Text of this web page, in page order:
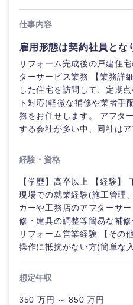
仕事内容
雇用形態は契約社員とな
リフォーム完成後の戸建住
ターサービス業務 【業務詳
した住宅を訪問して、定期
ト対応(軽微な補修や業者手
務をお任せします。 アフタ
する会社が多い中、同社はア
経験・資格
【学歴】高卒以上 【経験】
現場での就業経験(施工管理
カーや工務店のアフターサ
修・建具の調整等簡易な補
リフォーム営業経験 【その
操作に抵抗がない方(簡単な
想定年収
350 万円 ～ 850 万円